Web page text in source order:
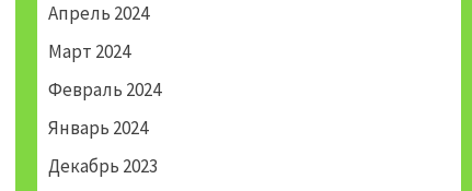
Апрель 2024
Март 2024
Февраль 2024
Январь 2024
Декабрь 2023